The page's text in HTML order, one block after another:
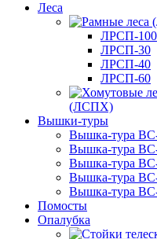
Леса
ЛРСП-100
ЛРСП-30
ЛРСП-40
ЛРСП-60
(ЛСПХ)
Вышки-туры
Вышка-тура
Вышка-тура
Вышка-тура
Вышка-тура
Вышка-тура
Помосты
Опалубка